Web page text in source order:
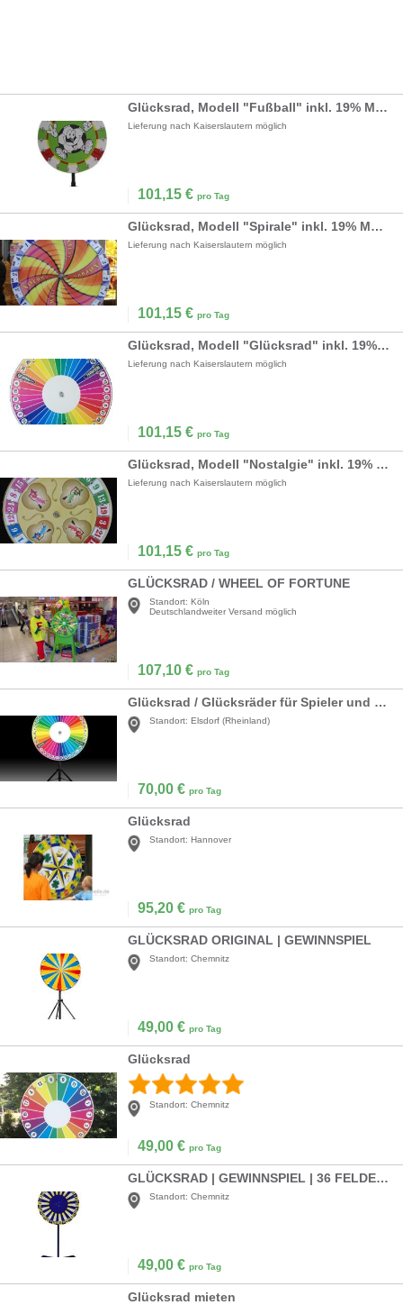
Glücksrad, Modell "Fußball" inkl. 19% MwSt.
Lieferung nach Kaiserslautern möglich
101,15 € pro Tag
Glücksrad, Modell "Spirale" inkl. 19% MwSt.
Lieferung nach Kaiserslautern möglich
101,15 € pro Tag
Glücksrad, Modell "Glücksrad" inkl. 19% MwSt.
Lieferung nach Kaiserslautern möglich
101,15 € pro Tag
Glücksrad, Modell "Nostalgie" inkl. 19% MwSt.
Lieferung nach Kaiserslautern möglich
101,15 € pro Tag
GLÜCKSRAD / WHEEL OF FORTUNE
Standort: Köln
Deutschlandweiter Versand möglich
107,10 € pro Tag
Glücksrad / Glücksräder für Spieler und Wettkampfbegeisterte
Standort: Elsdorf (Rheinland)
70,00 € pro Tag
Glücksrad
Standort: Hannover
95,20 € pro Tag
GLÜCKSRAD ORIGINAL | GEWINNSPIEL
Standort: Chemnitz
49,00 € pro Tag
Glücksrad
Standort: Chemnitz
49,00 € pro Tag
GLÜCKSRAD | GEWINNSPIEL | 36 FELDER | BLAU, GELB
Standort: Chemnitz
49,00 € pro Tag
Glücksrad mieten